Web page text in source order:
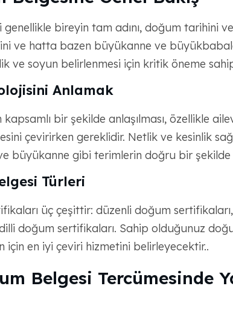
bireyin tam adını, doğum tarihini
ve hatta bazen büyükanne ve
ve soyun belirlenmesi için kritik öneme
Anlamak
bir şekilde anlaşılması, özellikle
çevirirken gereklidir. Netlik ve kesinlik
büyükanne gibi terimlerin doğru bir şekilde
Türleri
üç çeşittir: düzenli doğum
doğum sertifikaları. Sahip olduğunuz
için en iyi çeviri hizmetini belirleyecektir..
Belgesi Tercümesinde